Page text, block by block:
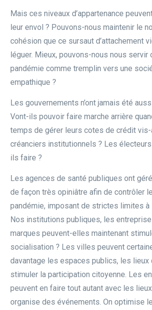
Mais ces niveaux d’appartenance
leur envol ? Pouvons-nous maintenir le
cohésion que ce sursaut d’attachement
léguer. Mieux, pouvons-nous nous servir
pandémie comme tremplin vers une
empathique ?
Les gouvernements n’ont jamais été
Vont-ils pouvoir faire marche arrière
temps de gérer leurs cotes de crédit
créanciers institutionnels ? Les
ils faire ?
Les agences de santé publiques ont
de façon très opiniâtre afin de contrôler
pandémie, imposant de strictes limites à
Nos institutions publiques, les
marques peuvent-elles maintenant
socialisation ? Les villes peuvent
davantage les espaces publics, les lieux
stimuler la participation citoyenne. Les
peuvent en faire tout autant avec les
organise des événements. On optimise